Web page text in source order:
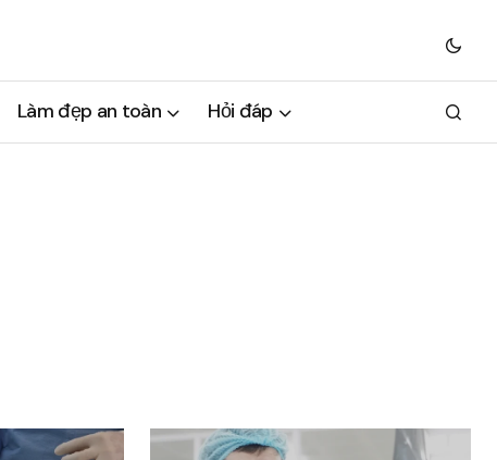
Làm đẹp an toàn Hỏi đáp